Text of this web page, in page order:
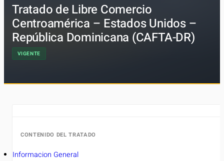
Tratado de Libre Comercio
Centroamérica – Estados Unidos –
República Dominicana (CAFTA-DR)
VIGENTE
CONTENIDO DEL TRATADO
Informacion General